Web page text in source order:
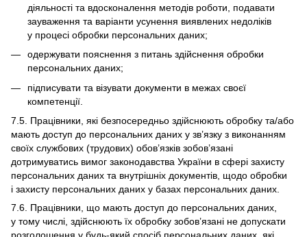
діяльності та вдосконалення методів роботи, подавати
зауваження та варіанти усунення виявлених недоліків
у процесі обробки персональних даних;
одержувати пояснення з питань здійснення обробки
персональних даних;
підписувати та візувати документи в межах своєї
компетенції.
7.5. Працівники, які безпосередньо здійснюють обробку та/або
мають доступ до персональних даних у зв’язку з виконанням
своїх службових (трудових) обов’язків зобов’язані
дотримуватись вимог законодавства України в сфері захисту
персональних даних та внутрішніх документів, щодо обробки
і захисту персональних даних у базах персональних даних.
7.6. Працівники, що мають доступ до персональних даних,
у тому числі, здійснюють їх обробку зобов’язані не допускати